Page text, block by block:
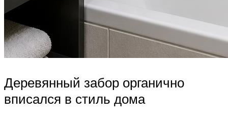
Деревянный забор органично
вписался в стиль дома